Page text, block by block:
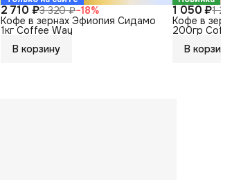
2 710 ₽3 320 ₽−18%
Кофе в зернах Эфиопия Сидамо
1кг Coffee Way
В корзину
1 050 ₽1
Кофе в
200гр
В корзину